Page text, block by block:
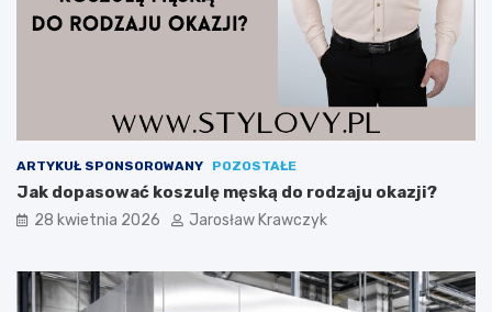
ARTYKUŁ SPONSOROWANY POZOSTAŁE
Jak dopasować koszulę męską do rodzaju okazji?
28 kwietnia 2026 Jarosław Krawczyk